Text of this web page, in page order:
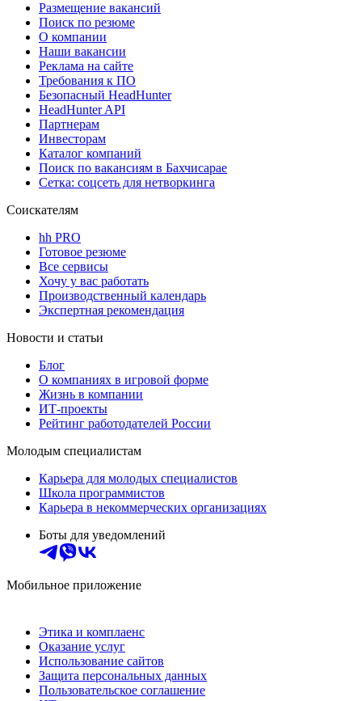
Размещение вакансий
Поиск по резюме
О компании
Наши вакансии
Реклама на сайте
Требования к ПО
Безопасный HeadHunter
HeadHunter API
Партнерам
Инвесторам
Каталог компаний
Поиск по вакансиям в Бахчисарае
Сетка: соцсеть для нетворкинга
Соискателям
hh PRO
Готовое резюме
Все сервисы
Хочу у вас работать
Производственный календарь
Экспертная рекомендация
Новости и статьи
Блог
О компаниях в игровой форме
Жизнь в компании
ИТ-проекты
Рейтинг работодателей России
Молодым специалистам
Карьера для молодых специалистов
Школа программистов
Карьера в некоммерческих организациях
Боты для уведомлений
Мобильное приложение
Этика и комплаенс
Оказание услуг
Использование сайтов
Защита персональных данных
Пользовательское соглашение